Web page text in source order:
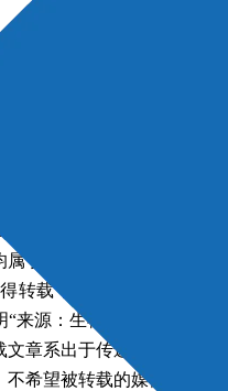
一个很有前景的治疗靶点
doi/10.1002/ctm2.70654
物谷”或“来源：bioon”的
于生物谷网站所有。非经
转载，否则将追究法律责
来源：生物谷”。其它来源
章系出于传递更多信息之
希望被转载的媒体或个人